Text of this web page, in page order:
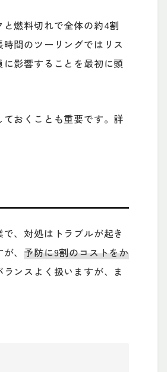
燃料切れで全体の約4割
間のツーリングではリス
影響することを最初に頭
おくことも重要です。詳
、対処はトラブルが起き
が、予防に9割のコストをか
ンスよく扱いますが、ま